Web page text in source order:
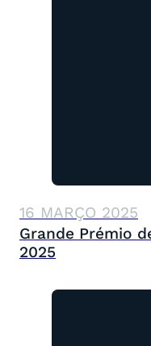
16 MARÇO 2025
Grande Prémio
2025